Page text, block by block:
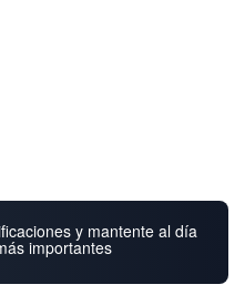
y mantente al día
importantes